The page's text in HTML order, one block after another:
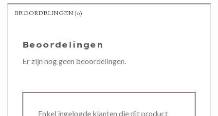
BEOORDELINGEN (0)
Beoordelingen
Er zijn nog geen beoordelingen.
Enkel ingelogde klanten die dit product